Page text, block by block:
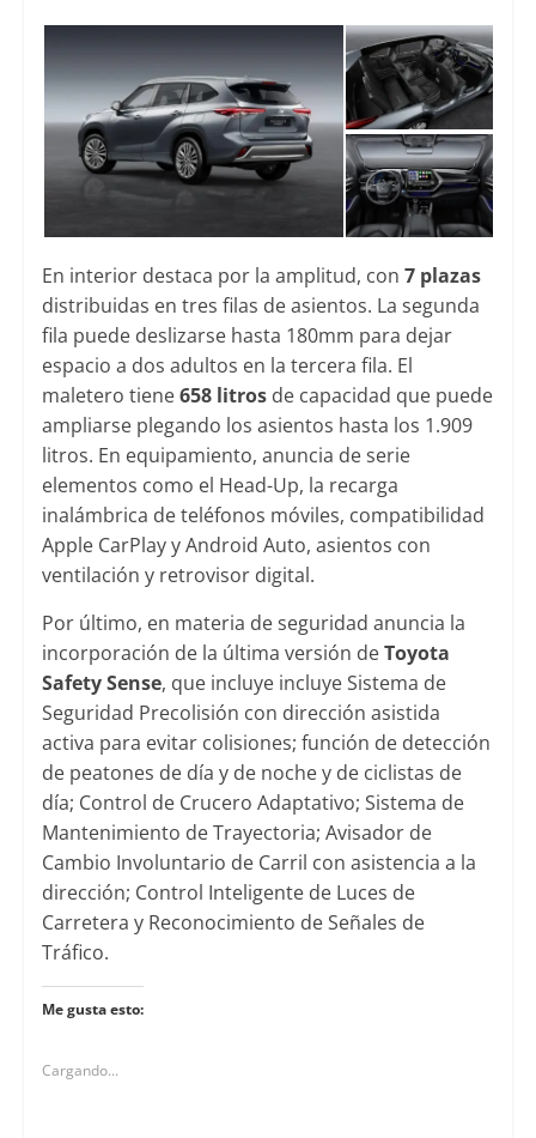
En interior destaca por la amplitud, con 7 plazas
distribuidas en tres filas de asientos. La segunda
fila puede deslizarse hasta 180mm para dejar
espacio a dos adultos en la tercera fila. El
maletero tiene658 litrosde capacidad que puede
ampliarse plegando los asientos hasta los 1.909
litros. En equipamiento, anuncia de serie
elementos como el Head-Up, la recarga
inalámbrica de teléfonos móviles, compatibilidad
Apple CarPlay y Android Auto, asientos con
ventilación y retrovisor digital.
Por último, en materia de seguridad anuncia la
incorporación de la última versión deToyota
Safety Sense, que incluye incluye Sistema de
Seguridad Precolisión con dirección asistida
activa para evitar colisiones; función de detección
de peatones de día y de noche y de ciclistas de
día; Control de Crucero Adaptativo; Sistema de
Mantenimiento de Trayectoria; Avisador de
Cambio Involuntario de Carril con asistencia a la
dirección; Control Inteligente de Luces de
Carretera y Reconocimiento de Señales de
Tráfico.
Me gusta esto:
Cargando...